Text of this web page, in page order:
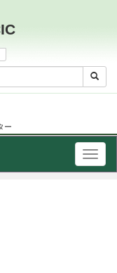
ー